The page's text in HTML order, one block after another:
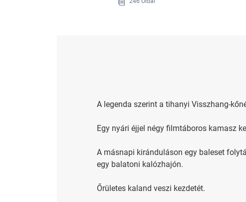
A legenda szerint a tihanyi Visszhang-
Egy nyári éjjel négy filmtáboros kamasz
A másnapi kiránduláson egy baleset
egy balatoni kalózhajón.
Őrületes kaland veszi kezdetét.